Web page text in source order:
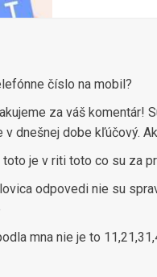
číslo na mobil?
za váš komentár!
v dnešnej dobe kľúčový.
toto je v riti toto co su za
odpovedi nie su
mna nie je to